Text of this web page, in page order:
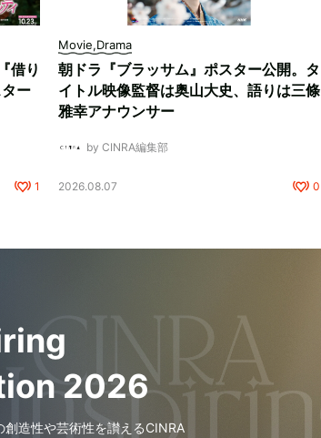
借り
ー
1
Movie,Drama
朝ドラ『ブラッサム』ポスター公開。タ
イトル映像監督は奥山大史、語りは三條
雅幸アナウンサー
by CINRA編集部
2026.08.07 0
2026
造性や芸術性を讃えるCINRA